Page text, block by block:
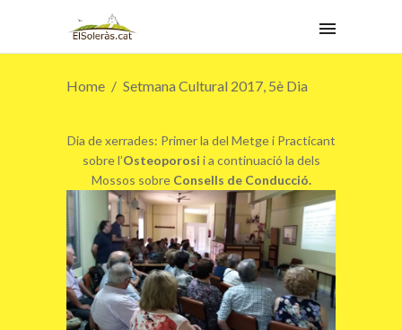
Home Setmana Cultural 2017, 5è Dia
Dia de xerrades: Primer la del Metge i Practicant
sobre l’Osteoporosi i a continuació la dels
Mossos sobre Consells de Conducció.